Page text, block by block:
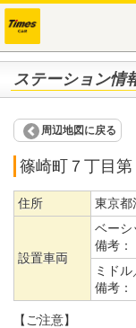
ステーション情
周辺地図に戻る
篠崎町７丁目第
住所 東京都
設置車両
ベーシ
備考：
ミドル
備考：
【ご注意】